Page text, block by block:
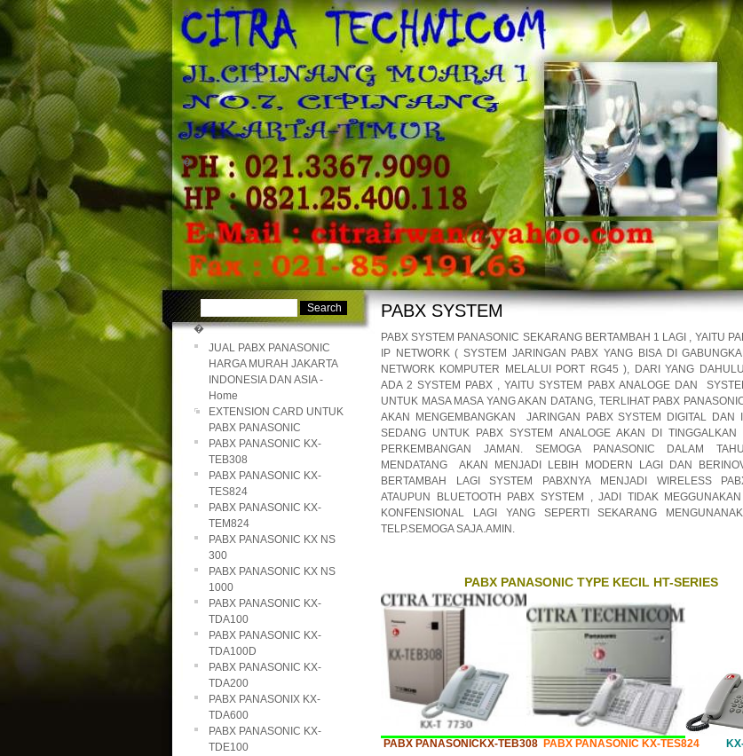
�
�
�
JUAL PABX PANASONIC
HARGA MURAH JAKARTA
INDONESIA DAN ASIA -
Home
EXTENSION CARD UNTUK
PABX PANASONIC
PABX PANASONIC KX-
TEB308
PABX PANASONIC KX-
TES824
PABX PANASONIC KX-
TEM824
PABX PANASONIC KX NS
300
PABX PANASONIC KX NS
1000
PABX PANASONIC KX-
TDA100
PABX PANASONIC KX-
TDA100D
PABX PANASONIC KX-
TDA200
PABX PANASONIX KX-
TDA600
PABX PANASONIC KX-
TDE100
PABX SYSTEM
PABX SYSTEM PANASONIC SEKARANG BERTAMBAH 1 LAGI , YAITU
IP NETWORK ( SYSTEM JARINGAN PABX YANG BISA DI
NETWORK KOMPUTER MELALUI PORT RG45 ), DARI YANG
ADA 2 SYSTEM PABX , YAITU SYSTEM PABX ANALOGE DAN
UNTUK MASA MASA YANG AKAN DATANG, TERLIHAT PABX
AKAN MENGEMBANGKAN JARINGAN PABX SYSTEM DIGITAL DAN
SEDANG UNTUK PABX SYSTEM ANALOGE AKAN DI TINGGALKAN
PERKEMBANGAN JAMAN. SEMOGA PANASONIC DALAM
MENDATANG AKAN MENJADI LEBIH MODERN LAGI DAN
BERTAMBAH LAGI SYSTEM PABXNYA MENJADI WIRELESS
ATAUPUN BLUETOOTH PABX SYSTEM , JADI TIDAK
KONFENSIONAL LAGI YANG SEPERTI SEKARANG
TELP.SEMOGA SAJA.AMIN.
PABX PANASONIC TYPE KECIL HT-SERIES
PABX PANASONICKX-TEB308 PABX PANASONIC KX-TES824